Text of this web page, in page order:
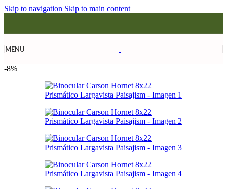
Skip to navigation Skip to main content
MENU
-8%